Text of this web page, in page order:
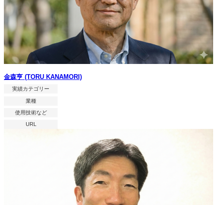
金森亨 (TORU KANAMORI)
実績カテゴリー
業種
使用技術など
URL